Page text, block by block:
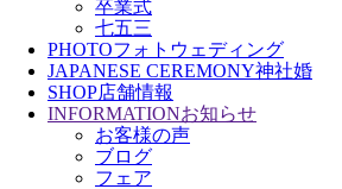
卒業式
七五三
PHOTOフォトウェディング
JAPANESE CEREMONY神社婚
SHOP店舗情報
INFORMATIONお知らせ
お客様の声
ブログ
フェア